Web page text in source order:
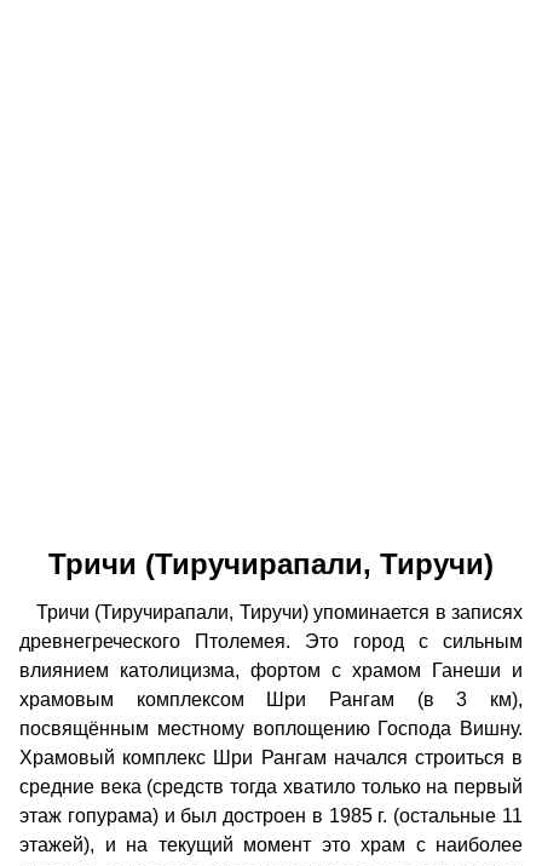
Тричи (Тиручирапали, Тиручи)
Тричи (Тиручирапали, Тиручи) упоминается в записях
древнегреческого Птолемея. Это город с сильным
влиянием католицизма, фортом с храмом Ганеши и
храмовым комплексом Шри Рангам (в 3 км),
посвящённым местному воплощению Господа Вишну.
Храмовый комплекс Шри Рангам начался строиться в
средние века (средств тогда хватило только на первый
этаж гопурама) и был достроен в 1985 г. (остальные 11
этажей), и на текущий момент это храм с наиболее